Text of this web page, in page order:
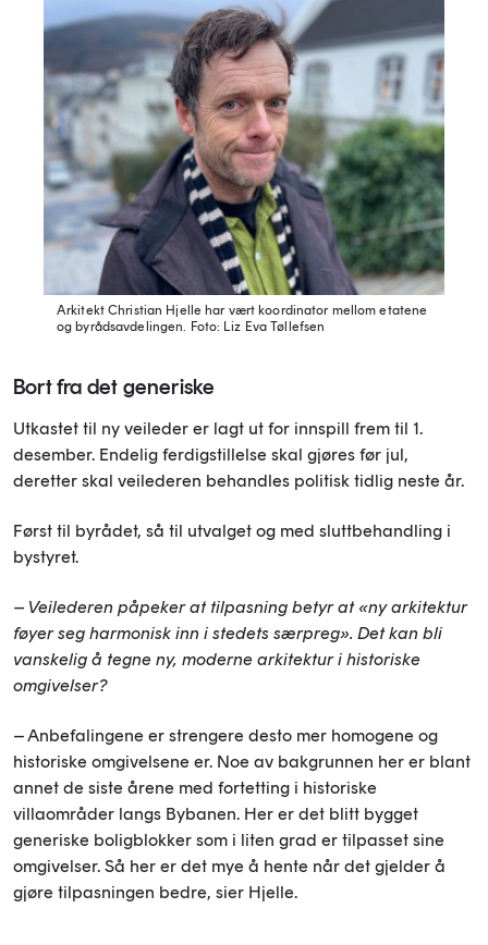
Arkitekt Christian Hjelle har vært koordinator mellom etatene
og byrådsavdelingen.
Foto: Liz Eva Tøllefsen
Bort fra det generiske
Utkastet til ny veileder er lagt ut for innspill frem til 1.
desember. Endelig ferdigstillelse skal gjøres før jul,
deretter skal veilederen behandles politisk tidlig neste år.
Først til byrådet, så til utvalget og med sluttbehandling i
bystyret.
– Veilederen påpeker at tilpasning betyr at «ny arkitektur
føyer seg harmonisk inn i stedets særpreg». Det kan bli
vanskelig å tegne ny, moderne arkitektur i historiske
omgivelser?
– Anbefalingene er strengere desto mer homogene og
historiske omgivelsene er. Noe av bakgrunnen her er blant
annet de siste årene med fortetting i historiske
villaområder langs Bybanen. Her er det blitt bygget
generiske boligblokker som i liten grad er tilpasset sine
omgivelser. Så her er det mye å hente når det gjelder å
gjøre tilpasningen bedre, sier Hjelle.